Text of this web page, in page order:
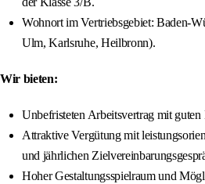
Wohnort im Vertriebsgebiet: Baden-
Ulm, Karlsruhe, Heilbronn).
Wir bieten:
Unbefristeten Arbeitsvertrag mit
Attraktive Vergütung mit
und jährlichen
Hoher Gestaltungsspielraum und